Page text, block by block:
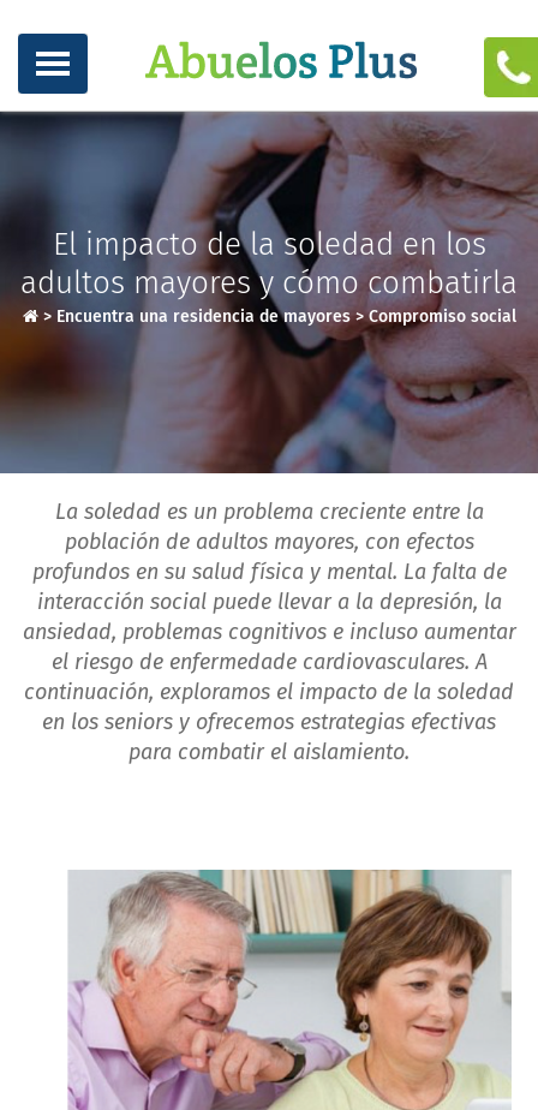
El impacto de la soledad en los
adultos mayores y cómo combatirla
> Encuentra una residencia de mayores>Compromiso social
La soledad es un problema creciente entre la
población de adultos mayores, con efectos
profundos en su salud física y mental. La falta de
interacción social puede llevar a la depresión, la
ansiedad, problemas cognitivos e incluso aumentar
el riesgo de enfermedade cardiovasculares. A
continuación, exploramos el impacto de la soledad
en los seniors y ofrecemos estrategias efectivas
para combatir el aislamiento.